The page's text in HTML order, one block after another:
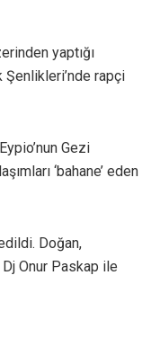
yaptığı
Şenlikleri’nde rapçi
Gezi
‘bahane’ eden
Doğan,
Onur Paskap ile